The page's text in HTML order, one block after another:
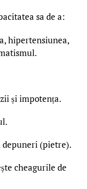
sa de a:
hipertensiunea,
și impotența.
depuneri (pietre).
cheagurile de